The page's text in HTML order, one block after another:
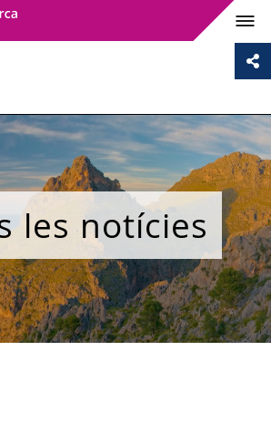
les notícies